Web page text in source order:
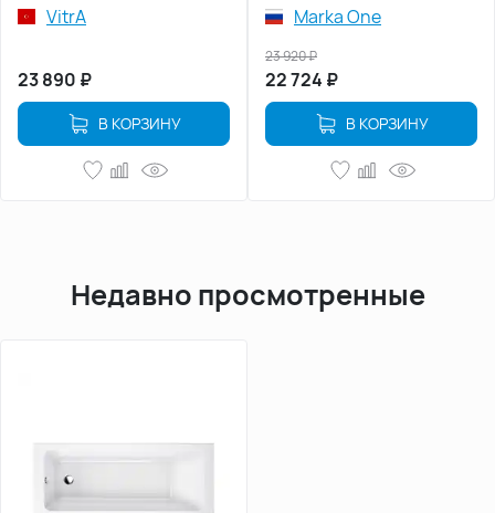
VitrA
23 890 ₽
В КОРЗИНУ
Marka One
22 724 ₽
23 920₽
В КОРЗИНУ
Недавно просмотренные